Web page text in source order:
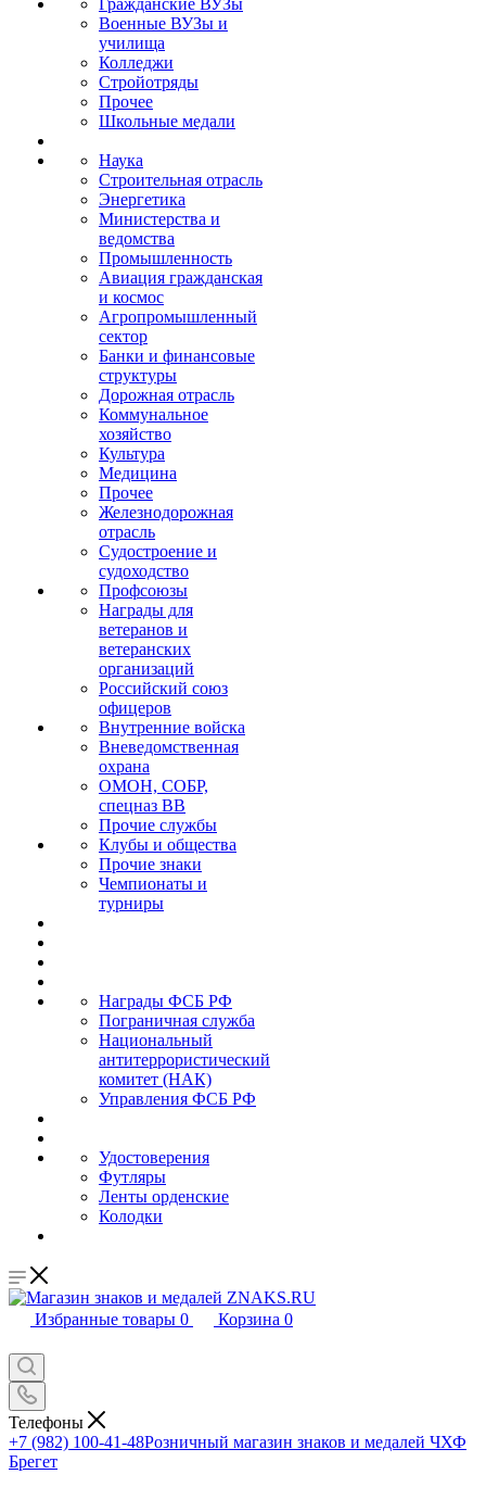
Гражданские ВУЗы
Военные ВУЗы и
училища
Колледжи
Стройотряды
Прочее
Школьные медали
Наука
Строительная отрасль
Энергетика
Министерства и
ведомства
Промышленность
Авиация гражданская
и космос
Агропромышленный
сектор
Банки и финансовые
структуры
Дорожная отрасль
Коммунальное
хозяйство
Культура
Медицина
Прочее
Железнодорожная
отрасль
Судостроение и
судоходство
Профсоюзы
Награды для
ветеранов и
ветеранских
организаций
Российский союз
офицеров
Внутренние войска
Вневедомственная
охрана
ОМОН, СОБР,
спецназ ВВ
Прочие службы
Клубы и общества
Прочие знаки
Чемпионаты и
турниры
Награды ФСБ РФ
Пограничная служба
Национальный
антитеррористический
комитет (НАК)
Управления ФСБ РФ
Удостоверения
Футляры
Ленты орденские
Колодки
Избранные товары 0 Корзина 0
Телефоны
+7 (982) 100-41-48Розничный магазин знаков и медалей ЧХФ
Брегет